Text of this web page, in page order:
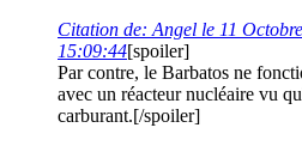
Citation de: Angel le 11
15:09:44[spoiler]
Par contre, le Barbatos ne
avec un réacteur nucléaire vu
carburant.[/spoiler]